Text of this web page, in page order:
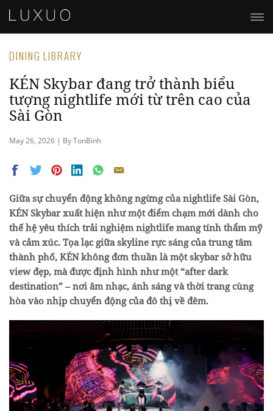
DINING LIBRARY
KÉN Skybar đang trở thành biểu
tượng nightlife mới từ trên cao của
Sài Gòn
May 26, 2026 | By TonBinh
Giữa sự chuyển động không ngừng của nightlife Sài Gòn,
KÉN Skybar xuất hiện như một điểm chạm mới dành cho
thế hệ yêu thích trải nghiệm nightlife mang tính thẩm mỹ
và cảm xúc. Tọa lạc giữa skyline rực sáng của trung tâm
thành phố, KÉN không đơn thuần là một skybar sở hữu
view đẹp, mà được định hình như một “after dark
destination” – nơi âm nhạc, ánh sáng và thời trang cùng
hòa vào nhịp chuyển động của đô thị về đêm.